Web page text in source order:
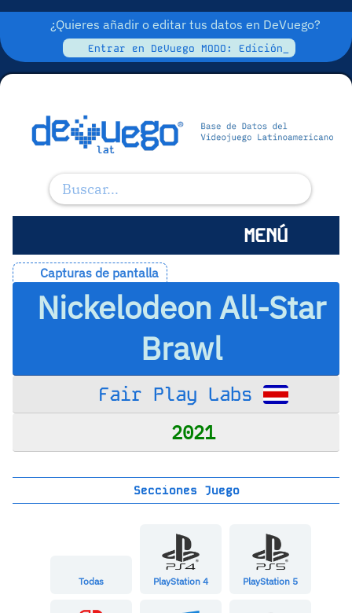
¿Quieres añadir o editar tus datos en DeVuego?
Entrar en DeVuego MODO: Edición_
MENÚ
Capturas de pantalla
Nickelodeon All-Star
Brawl
Fair Play Labs
2021
Secciones Juego
Todas PlayStation 4 PlayStation 5